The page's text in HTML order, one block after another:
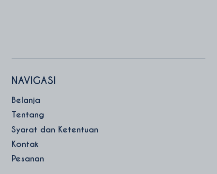
NAVIGASI
Belanja
Tentang
Syarat dan Ketentuan
Kontak
Pesanan